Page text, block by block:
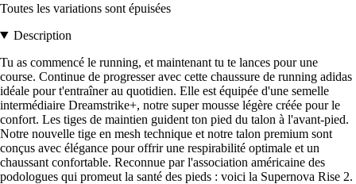
Toutes les variations sont épuisées
Description
Tu as commencé le running, et maintenant tu te lances pour une
course. Continue de progresser avec cette chaussure de running adidas
idéale pour t'entraîner au quotidien. Elle est équipée d'une semelle
intermédiaire Dreamstrike+, notre super mousse légère créée pour le
confort. Les tiges de maintien guident ton pied du talon à l'avant-pied.
Notre nouvelle tige en mesh technique et notre talon premium sont
conçus avec élégance pour offrir une respirabilité optimale et un
chaussant confortable. Reconnue par l'association américaine des
podologues qui promeut la santé des pieds : voici la Supernova Rise 2.